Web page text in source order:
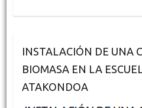
INSTALACIÓN DE UNA
BIOMASA EN LA
ATAKONDOA